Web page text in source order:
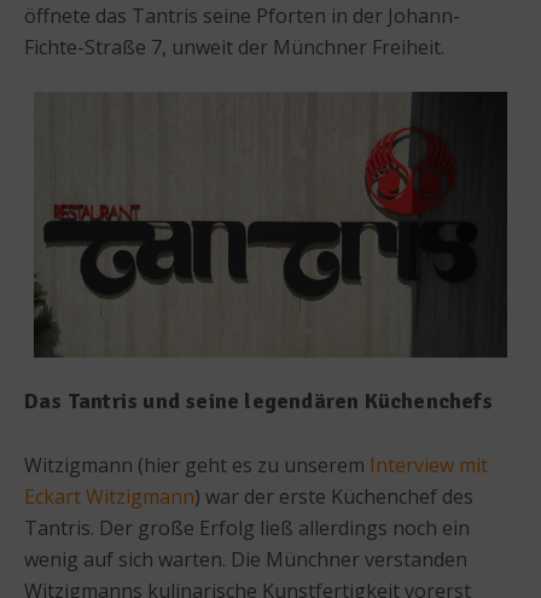
öffnete das Tantris seine Pforten in der Johann-
Fichte-Straße 7, unweit der Münchner Freiheit.
Das Tantris und seine legendären Küchenchefs
Witzigmann (hier geht es zu unserem Interview mit
Eckart Witzigmann) war der erste Küchenchef des
Tantris. Der große Erfolg ließ allerdings noch ein
wenig auf sich warten. Die Münchner verstanden
Witzigmanns kulinarische Kunstfertigkeit vorerst